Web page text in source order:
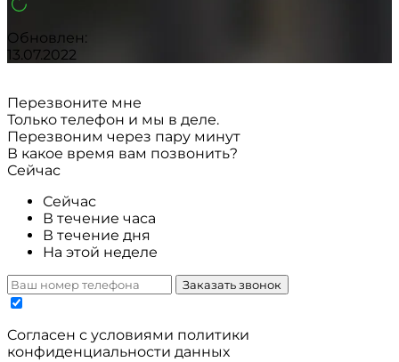
Обновлен:
13.07.2022
Перезвоните мне
Только телефон и мы в деле.
Перезвоним через пару минут
В какое время вам позвонить?
Сейчас
Сейчас
В течение часа
В течение дня
На этой неделе
Заказать звонок
Cогласен с условиями политики
конфиденциальности данных